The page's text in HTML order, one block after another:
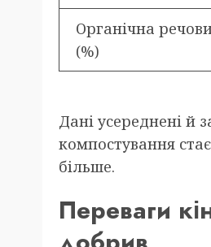
Органічна
(%)
Дані усереднені й
компостування
більше.
Переваги